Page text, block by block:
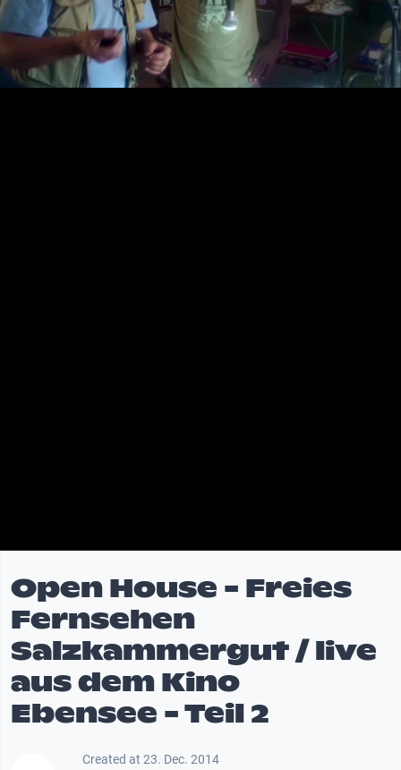
Video
Open House - Freies
Fernsehen
Salzkammergut / live
aus dem Kino
Ebensee - Teil 2
Created at 23. Dec. 2014